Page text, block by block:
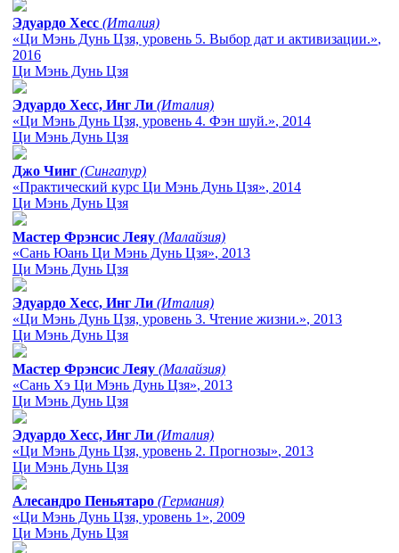
Эдуардо Хесс (Италия)
«Ци Мэнь Дунь Цзя, уровень 5. Выбор дат и активизации.»,
2016
Ци Мэнь Дунь Цзя
Эдуардо Хесс, Инг Ли (Италия)
«Ци Мэнь Дунь Цзя, уровень 4. Фэн шуй.», 2014
Ци Мэнь Дунь Цзя
Джо Чинг (Сингапур)
«Практический курс Ци Мэнь Дунь Цзя», 2014
Ци Мэнь Дунь Цзя
Мастер Фрэнсис Леяу (Малайзия)
«Сань Юань Ци Мэнь Дунь Цзя», 2013
Ци Мэнь Дунь Цзя
Эдуардо Хесс, Инг Ли (Италия)
«Ци Мэнь Дунь Цзя, уровень 3. Чтение жизни.», 2013
Ци Мэнь Дунь Цзя
Мастер Фрэнсис Леяу (Малайзия)
«Сань Хэ Ци Мэнь Дунь Цзя», 2013
Ци Мэнь Дунь Цзя
Эдуардо Хесс, Инг Ли (Италия)
«Ци Мэнь Дунь Цзя, уровень 2. Прогнозы», 2013
Ци Мэнь Дунь Цзя
Алесандро Пеньятаро (Германия)
«Ци Мэнь Дунь Цзя, уровень 1», 2009
Ци Мэнь Дунь Цзя